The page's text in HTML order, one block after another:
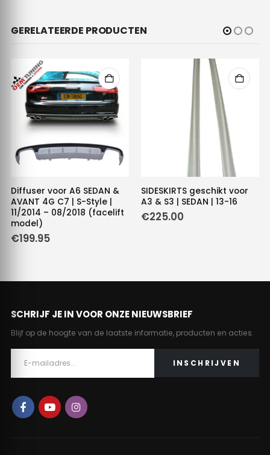
GERELATEERDE PRODUCTEN
Diffuser voor A6 SEDAN &
AVANT 4G C7 | S-Style |
11/2014 – 08/2018 (facelift
model)
€199.95
SIDESKIRTS geschikt voor
A3 & S3 | SEDAN | 13-16
€225.00
SCHRIJF JE IN VOOR ONZE NIEUWSBRIEF
Blijf op de hoogte van de laatste informatie, producten en acties.